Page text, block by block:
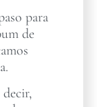
para
de